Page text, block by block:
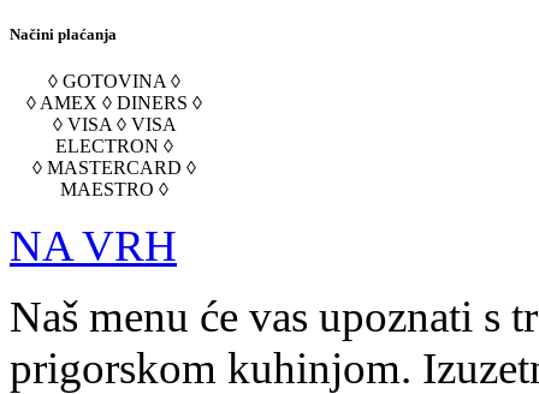
Načini plaćanja
◊ GOTOVINA ◊
◊ AMEX ◊ DINERS ◊
◊ VISA ◊ VISA
ELECTRON ◊
◊ MASTERCARD ◊
MAESTRO ◊
NA VRH
Naš menu će vas upoznati s
prigorskom kuhinjom.